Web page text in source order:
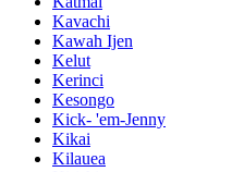
Kavachi
Kawah Ijen
Kelut
Kerinci
Kesongo
Kick- 'em-Jenny
Kikai
Kilauea